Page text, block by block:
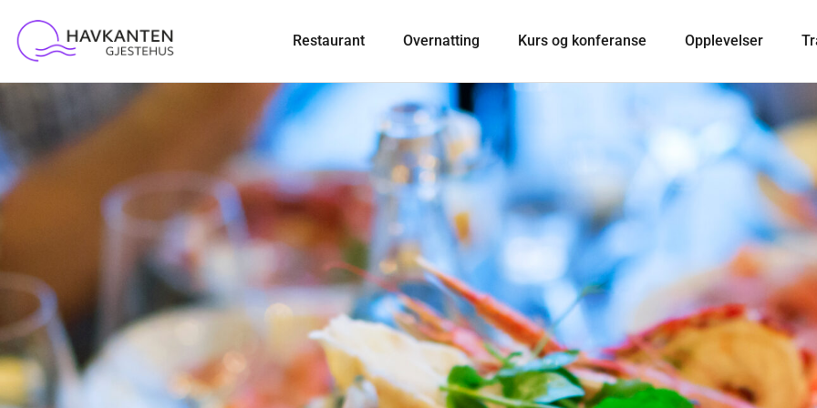
Restaurant Overnatting Kurs og konferanse Opplevelser